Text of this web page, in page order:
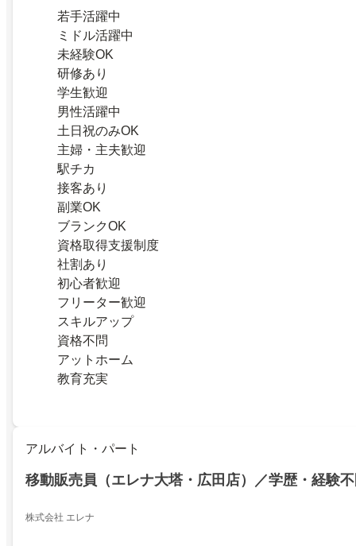
若手活躍中
ミドル活躍中
未経験OK
研修あり
学生歓迎
男性活躍中
土日祝のみOK
主婦・主夫歓迎
駅チカ
接客あり
副業OK
ブランクOK
資格取得支援制度
社割あり
初心者歓迎
フリーター歓迎
スキルアップ
資格不問
アットホーム
教育充実
アルバイト・パート
移動販売員（エレナ大塔・広田店）／学歴・経験
株式会社 エレナ